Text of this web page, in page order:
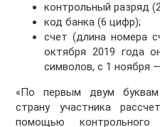
контрольный разряд
код банка (6 цифр);
счет (длина номера
октября 2019 года
символов, с 1 ноября
«По первым двум
страну участника
помощью